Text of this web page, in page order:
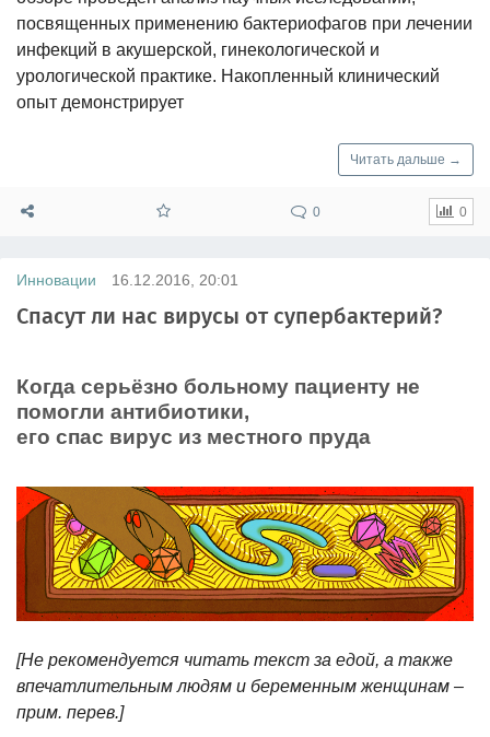
посвященных применению бактериофагов при лечении
инфекций в акушерской, гинекологической и
урологической практике. Накопленный клинический
опыт демонстрирует
Читать дальше →
0 0
Инновации 16.12.2016, 20:01
Спасут ли нас вирусы от супербактерий?
Когда серьёзно больному пациенту не
помогли антибиотики,
его спас вирус из местного пруда
[Не рекомендуется читать текст за едой, а также
впечатлительным людям и беременным женщинам –
прим. перев.]